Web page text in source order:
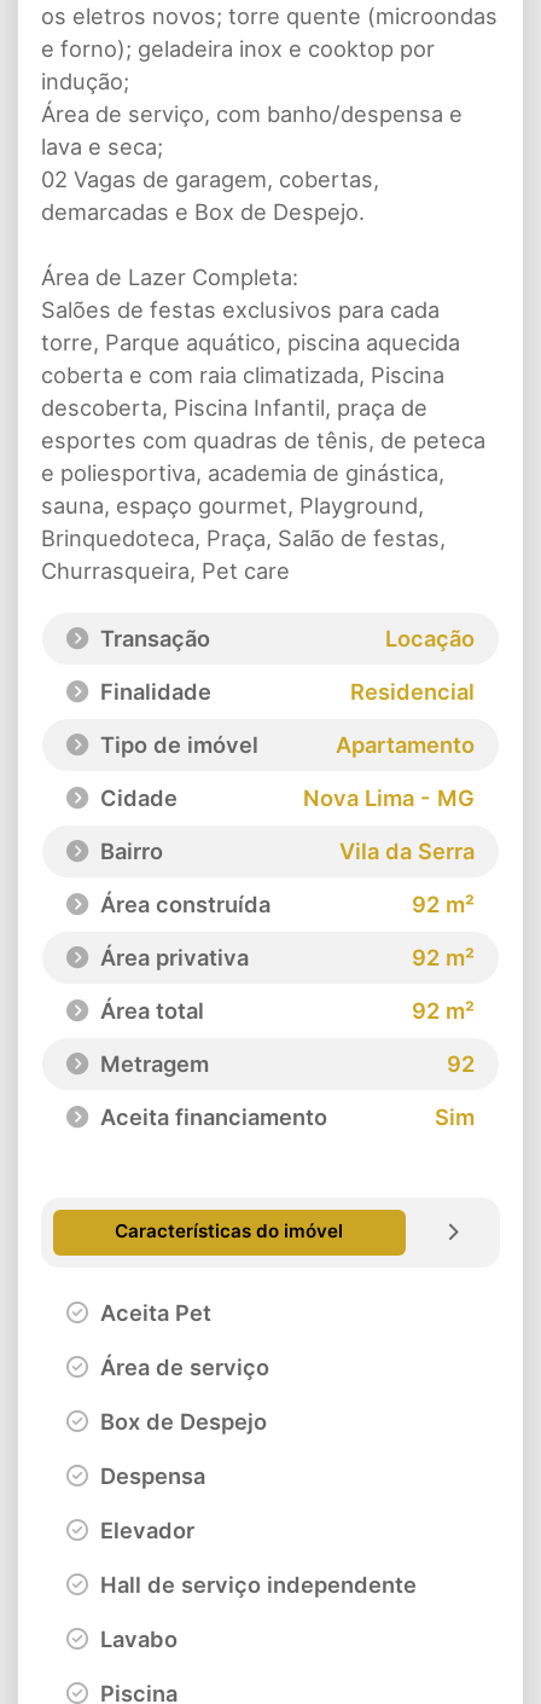
os eletros novos; torre quente (microondas
e forno); geladeira inox e cooktop por
indução;
Área de serviço, com banho/despensa e
lava e seca;
02 Vagas de garagem, cobertas,
demarcadas e Box de Despejo.
Área de Lazer Completa:
Salões de festas exclusivos para cada
torre, Parque aquático, piscina aquecida
coberta e com raia climatizada, Piscina
descoberta, Piscina Infantil, praça de
esportes com quadras de tênis, de peteca
e poliesportiva, academia de ginástica,
sauna, espaço gourmet, Playground,
Brinquedoteca, Praça, Salão de festas,
Churrasqueira, Pet care
Transação
Locação
Finalidade
Residencial
Tipo de imóvel
Apartamento
Cidade
Nova Lima - MG
Bairro
Vila da Serra
Área construída
92 m²
Área privativa
92 m²
Área total
92 m²
Metragem
92
Aceita financiamento
Sim
Características do imóvel
Aceita Pet
Área de serviço
Box de Despejo
Despensa
Elevador
Hall de serviço independente
Lavabo
Piscina